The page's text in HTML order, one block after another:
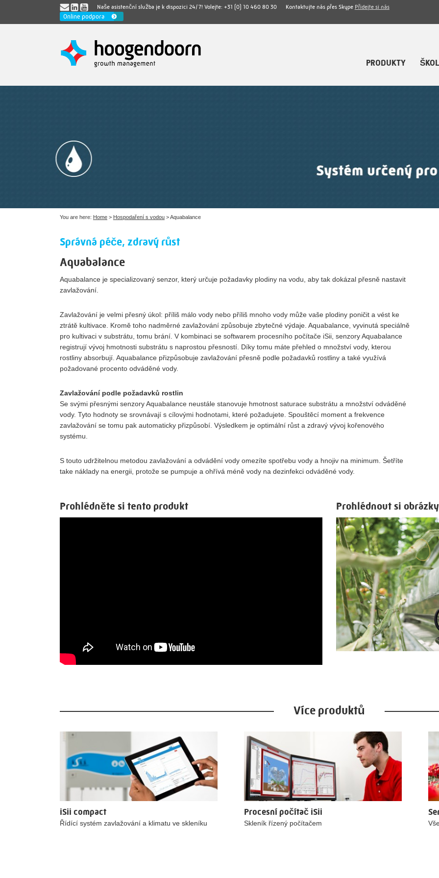
Naše asistenční služba je k dispozici 24/7! Volejte: +31 (0) 10 460 80 30 Kontaktujte nás přes Skype Přidejte si nás
Online podpora
PRODUKTY
You are here: Home > Hospodaření s vodou >Aquabalance
Správná péče, zdravý růst
Aquabalance
Aquabalance je specializovaný senzor, který určuje požadavky plodiny na vodu, aby tak dokázal přesně nastavit
zavlažování.
Zavlažování je velmi přesný úkol: příliš málo vody nebo příliš mnoho vody může vaše plodiny poničit a vést ke
ztrátě kultivace. Kromě toho nadměrné zavlažování způsobuje zbytečné výdaje. Aquabalance, vyvinutá speciálně
pro kultivaci v substrátu, tomu brání. V kombinaci se softwarem procesního počítače iSii, senzory Aquabalance
registrují vývoj hmotnosti substrátu s naprostou přesností. Díky tomu máte přehled o množství vody, kterou
rostliny absorbují. Aquabalance přizpůsobuje zavlažování přesně podle požadavků rostliny a také využívá
požadované procento odváděné vody.
Zavlažování podle požadavků rostlin
Se svými přesnými senzory Aquabalance neustále stanovuje hmotnost saturace substrátu a množství odváděné
vody. Tyto hodnoty se srovnávají s cílovými hodnotami, které požadujete. Spouštěcí moment a frekvence
zavlažování se tomu pak automaticky přizpůsobí. Výsledkem je optimální růst a zdravý vývoj kořenového
systému.
S touto udržitelnou metodou zavlažování a odvádění vody omezíte spotřebu vody a hnojiv na minimum. Šetříte
take náklady na energii, protože se pumpuje a ohřívá méně vody na dezinfekci odváděné vody.
Prohlédněte si tento produkt Prohlédnout si obrázky
Více produktů
iSii compact
Řídící systém zavlažování a klimatu ve skleníku
Procesní počítač iSii
Skleník řízený počítačem